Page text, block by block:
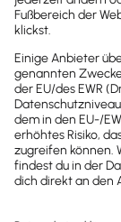
Tidely
Tidely:
Tidely mit
Finanzen